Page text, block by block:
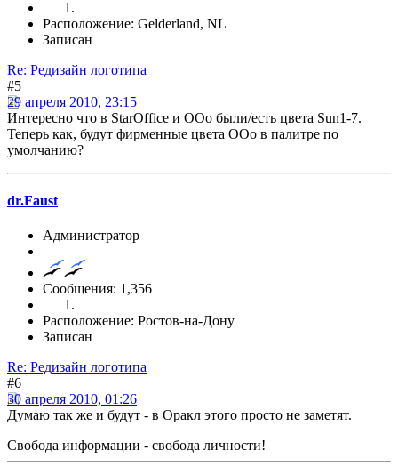
Расположение: Gelderland, NL
Записан
Re: Редизайн логотипа
#5
29 апреля 2010, 23:15
Интересно что в StarOffice и OOo были/есть цвета Sun1-7.
Теперь как, будут фирменные цвета ООо в палитре по
умолчанию?
dr.Faust
Администратор
Сообщения: 1,356
Расположение: Ростов-на-Дону
Записан
Re: Редизайн логотипа
#6
30 апреля 2010, 01:26
Думаю так же и будут - в Оракл этого просто не заметят.
Свобода информации - свобода личности!